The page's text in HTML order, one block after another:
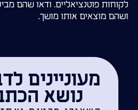
לקוחות פוטנציאליים. ודאו שהם
ושהם מוצאים אותו מושך.
מעוניינים
נושא